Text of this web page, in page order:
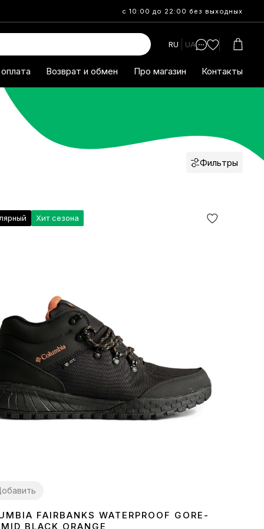
с 10:00 до 22:00 без выходных
RU UA
Возврат и обмен Про магазин Контакты
Фильтры
Хит сезона
44
FAIRBANKS WATERPROOF GORE-
BLACK ORANGE